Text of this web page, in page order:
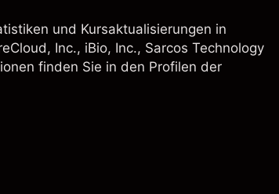
und Kursaktualisierungen in
Inc., iBio, Inc., Sarcos Technology
finden Sie in den Profilen der